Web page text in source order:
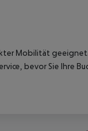
Mobilität
bevor Sie Ihre